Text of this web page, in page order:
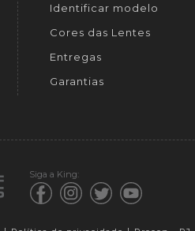
Identificar modelo
Cores das Lentes
Entregas
Garantias
Siga a King: